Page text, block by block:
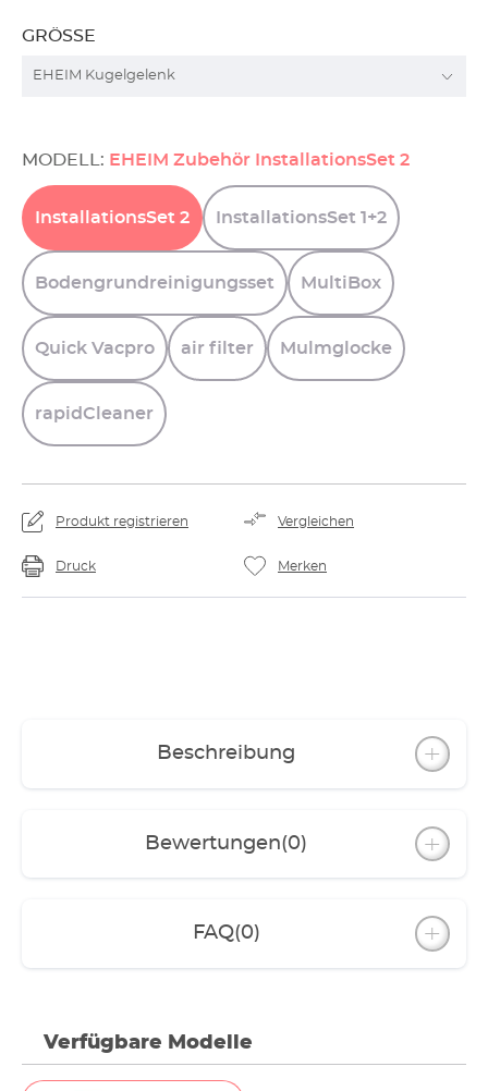
GRÖSSE
MODELL: EHEIM Zubehör InstallationsSet 2
InstallationsSet 2 InstallationsSet 1+2
Bodengrundreinigungsset MultiBox
Quick Vacpro air filter Mulmglocke
rapidCleaner
Produkt registrieren Vergleichen
Druck Merken
Beschreibung
Bewertungen(0)
FAQ(0)
Verfügbare Modelle